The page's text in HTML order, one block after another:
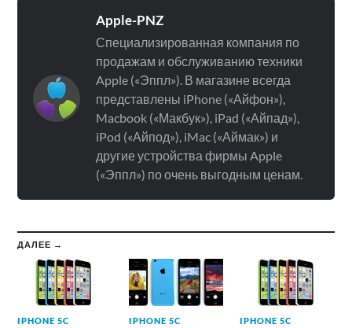
Apple-PNZ
Специализированная компания по
продажам и обслуживанию техники
Apple («Эппл»). В магазине всегда
представлены iPhone («Айфон»),
Macbook («Макбук»), iPad («Айпад»),
iPod («Айпод»), iMac («Аймак») и
другие устройства фирмы Apple
(«Эппл») по очень выгодным ценам.
ДАЛЕЕ →
IPHONE 5C IPHONE 5C IPHONE 5C